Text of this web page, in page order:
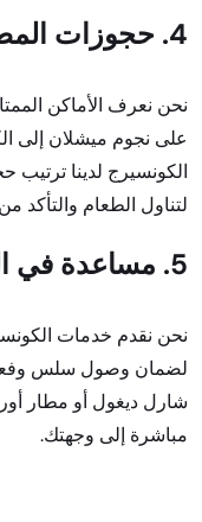
4. حجوزات المطاعم
نحن نعرف الأماكن
على نجوم ميشلان إلى
الكونسيرج لدينا ترتيب
لتناول الطعام
5. مساعدة في المطار للشخصيات الهامة
نحن نقدم خدمات
لضمان وصول سلس
شارل ديغول أو مطار
مباشرة إلى وجهتك.